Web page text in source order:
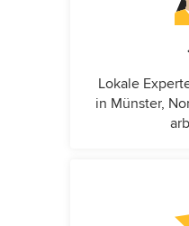
Lokale
in Münster,